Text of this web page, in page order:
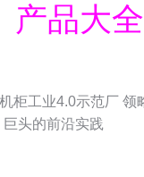
产品大全